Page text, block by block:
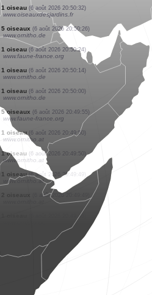
1 oiseau (6 août 2026 20:50:58)
www.faune-france.org
2 oiseaux (6 août 2026 20:50:53)
www.ornitho.at
2 oiseaux (6 août 2026 20:50:48)
www.faune-france.org
1 oiseau (6 août 2026 20:50:42)
www.oiseauxdesjardins.fr
1 oiseau (6 août 2026 20:50:40)
www.faune-france.org
1 oiseau (6 août 2026 20:50:32)
www.oiseauxdesjardins.fr
1 oiseau (6 août 2026 20:50:32)
www.oiseauxdesjardins.fr
1 oiseau (6 août 2026 20:50:32)
www.oiseauxdesjardins.fr
5 oiseaux (6 août 2026 20:50:26)
www.ornitho.de
(6 août 2026 20:50:24)
www.faune-france.org
(6 août 2026 20:50:14)
(6 août 2026 20:50:00)
5 oiseaux (6 août 2026 20:49:55)
www.faune-france.org
(6 août 2026 20:49:50)
www.ornitho.at